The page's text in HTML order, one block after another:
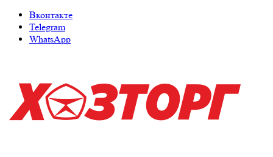
Вконтакте
Telegram
WhatsApp